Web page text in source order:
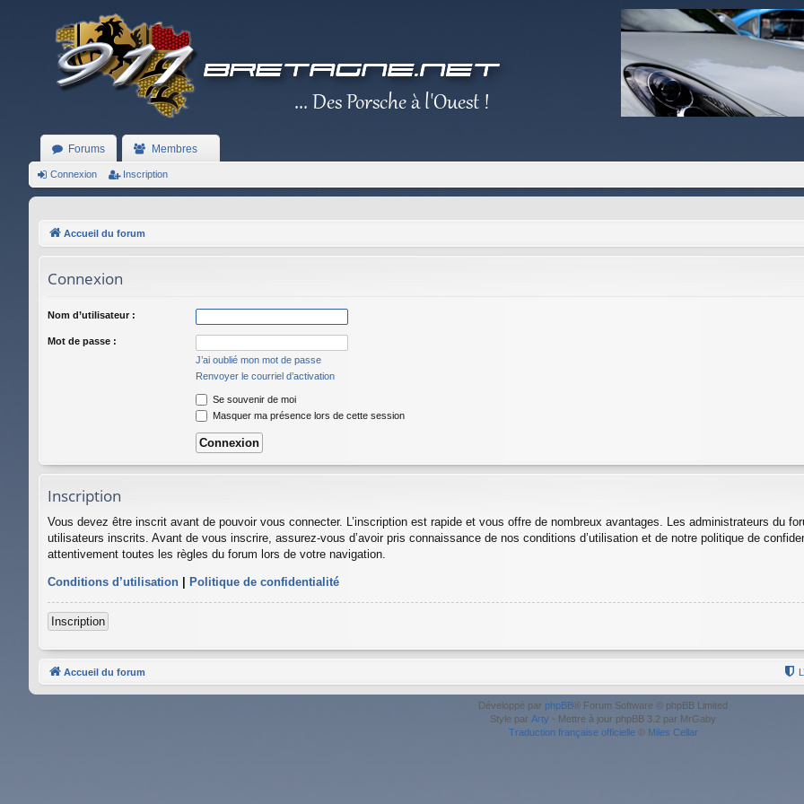
Forums Membres
Connexion Inscription
Accueil du forum
Connexion
Nom d’utilisateur :
Mot de passe :
J’ai oublié mon mot de passe
Renvoyer le courriel d’activation
Se souvenir de moi
Masquer ma présence lors de cette session
Inscription
Vous devez être inscrit avant de pouvoir vous connecter. L’inscription est rapide et vous offre de nombreux avantages. Les administrateurs du
utilisateurs inscrits. Avant de vous inscrire, assurez-vous d’avoir pris connaissance de nos conditions d’utilisation et de notre politique de
attentivement toutes les règles du forum lors de votre navigation.
Conditions d’utilisation | Politique de confidentialité
Inscription
Accueil du forum
Développé par phpBB® Forum Software © phpBB Limited
Style par Arty - Mettre à jour phpBB 3.2 par MrGaby
Traduction française officielle© Miles Cellar